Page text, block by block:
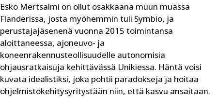
Esko Mertsalmi on ollut osakkaana muun muassa
Flanderissa, josta myöhemmin tuli Symbio, ja
perustajajäsenenä vuonna 2015 toimintansa
aloittaneessa, ajoneuvo- ja
koneenrakennusteollisuudelle autonomisia
ohjausratkaisuja kehittävässä Unikiessa. Häntä voisi
kuvata idealistiksi, joka pohtii paradokseja ja hoitaa
ohjelmistokehitysyritystään niin, että kasvu ansaitaan.